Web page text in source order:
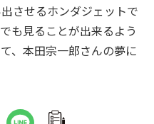
させるホンダジェットで
も見ることが出来るよう
、本田宗一郎さんの夢に